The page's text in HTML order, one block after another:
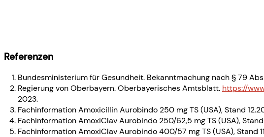
Referenzen
Bundesministerium für Gesundheit. Bekanntmachung nach § 79
Regierung von Oberbayern. Oberbayerisches Amtsblatt. https://
2023.
Fachinformation Amoxicillin Aurobindo 250 mg TS (USA), Stand
Fachinformation AmoxiClav Aurobindo 250/62,5 mg TS (USA), Stand
Fachinformation AmoxiClav Aurobindo 400/57 mg TS (USA), Stand